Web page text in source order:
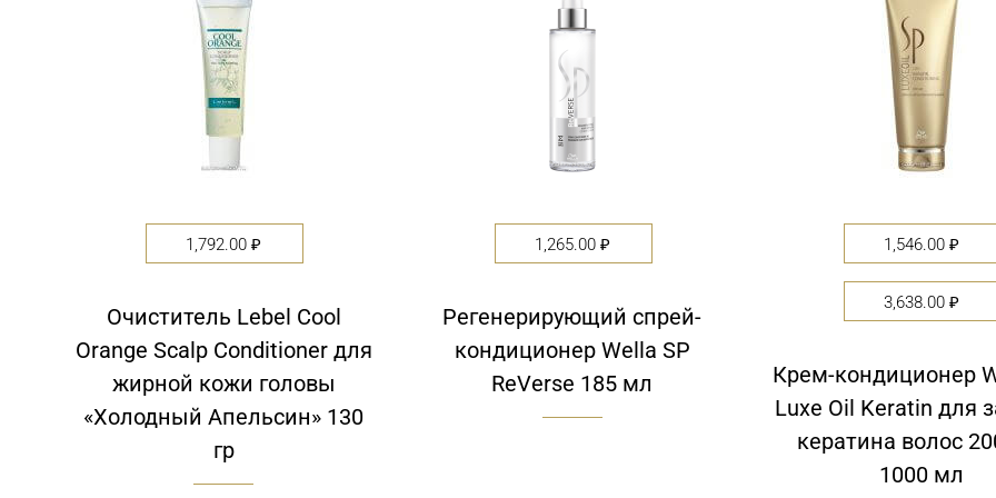
1,792.00 ₽
Очиститель Lebel Cool
Orange Scalp Conditioner для
жирной кожи головы
«Холодный Апельсин» 130
гр
1,265.00 ₽
Регенерирующий спрей-
кондиционер Wella SP
ReVerse 185 мл
1,546.00 ₽
3,638.00 ₽
Крем-кондиционер
Luxe Oil Keratin для
кератина волос
1000 мл